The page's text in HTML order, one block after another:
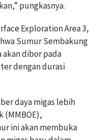
pungkasnya.
Exploration Area 3,
Sumur Sembakung
akan dibor pada
dengan durasi
daya migas lebih
(MMBOE),
ini akan membuka